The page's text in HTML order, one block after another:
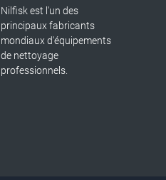
Nilfisk est l'un des
principaux fabricants
mondiaux d'équipements
de nettoyage
professionnels.